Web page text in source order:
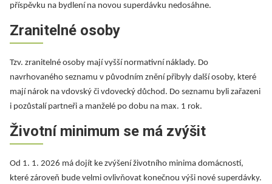
příspěvku na bydlení na novou superdávku nedosáhne.
Zranitelné osoby
Tzv. zranitelné osoby mají vyšší normativní náklady. Do
navrhovaného seznamu v původním znění přibyly další osoby, které
mají nárok na vdovský či vdovecký důchod. Do seznamu byli zařazeni
i pozůstalí partneři a manželé po dobu na max. 1 rok.
Životní minimum se má zvýšit
Od 1. 1. 2026 má dojít ke zvýšení životního minima domácností,
které zároveň bude velmi ovlivňovat konečnou výši nové superdávky.